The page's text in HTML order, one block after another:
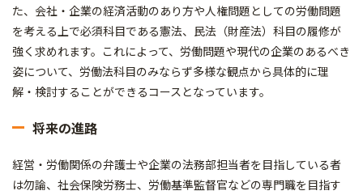
た、会社・企業の経済活動のあり方や人権問題としての労働問題
を考える上で必須科目である憲法、民法（財産法）科目の履修が
強く求めれます。これによって、労働問題や現代の企業のあるべき
姿について、労働法科目のみならず多様な観点から具体的に理
解・検討することができるコースとなっています。
将来の進路
経営・労働関係の弁護士や企業の法務部担当者を目指している者
は勿論、社会保険労務士、労働基準監督官などの専門職を目指す